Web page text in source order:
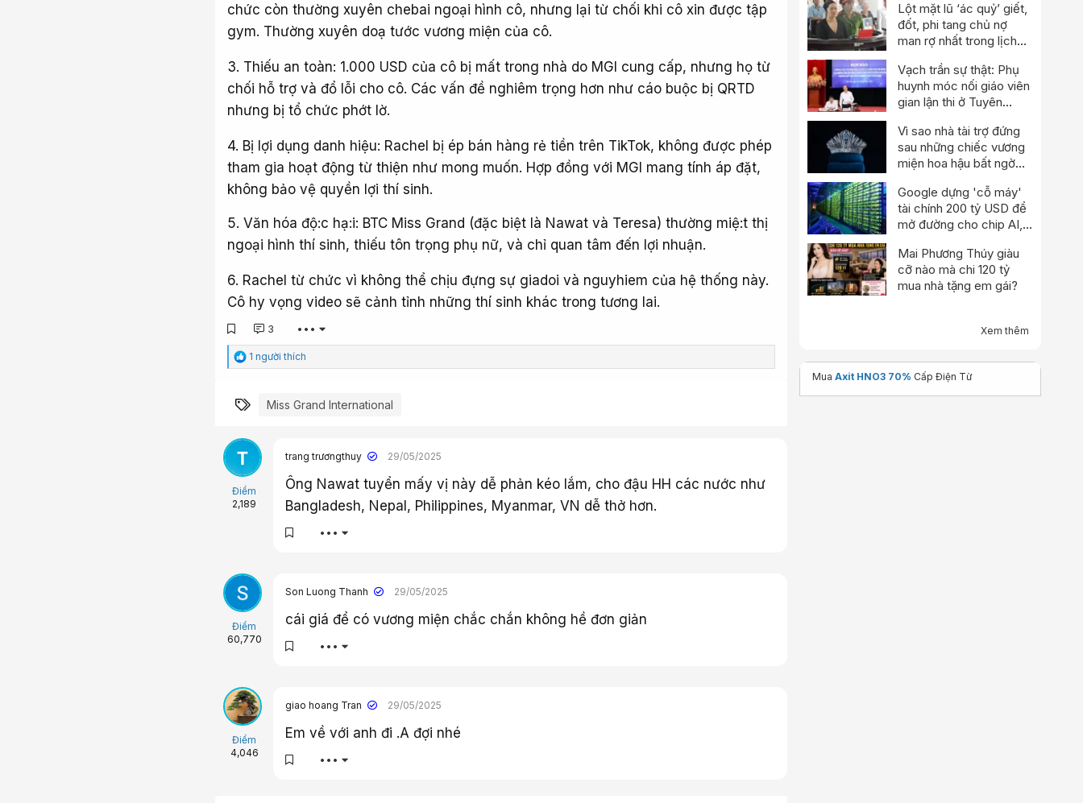
chức còn thường xuyên chebai ngoại hình cô, nhưng lại từ chối khi cô xin được tập
gym. Thường xuyên doạ tước vương miện của cô.
3. Thiếu an toàn: 1.000 USD của cô bị mất trong nhà do MGI cung cấp, nhưng họ từ
chối hỗ trợ và đổ lỗi cho cô. Các vấn đề nghiêm trọng hơn như cáo buộc bị QRTD
nhưng bị tổ chức phớt lờ.
4. Bị lợi dụng danh hiệu: Rachel bị ép bán hàng rẻ tiền trên TikTok, không được phép
tham gia hoạt động từ thiện như mong muốn. Hợp đồng với MGI mang tính áp đặt,
không bảo vệ quyền lợi thí sinh.
5. Văn hóa độ:c hạ:i: BTC Miss Grand (đặc biệt là Nawat và Teresa) thường miệ:t thị
ngoại hình thí sinh, thiếu tôn trọng phụ nữ, và chỉ quan tâm đến lợi nhuận.
6. Rachel từ chức vì không thể chịu đựng sự giadoi và nguyhiem của hệ thống này.
Cô hy vọng video sẽ cảnh tỉnh những thí sinh khác trong tương lai.
3 •••
C
ả
ú
1 người thích
Từ khóa
Miss Grand International
Điểm
2,189
trang trươngthuy 29/05/2025
Ông Nawat tuyển mấy vị này dễ phản kéo lắm, cho đậu HH các nước như
Bangladesh, Nepal, Philippines, Myanmar, VN dễ thở hơn.
•••
Điểm
60,770
Son Luong Thanh 29/05/2025
cái giá để có vương miện chắc chắn không hề đơn giản
•••
Điểm
4,046
giao hoang Tran 29/05/2025
Em về với anh đi .A đợi nhé
•••
Lột mặt lũ ‘ác quỷ’ giết,
đốt, phi tang chủ nợ
man rợ nhất trong lịch
Vạch trần sự thật: Phụ
huynh móc nối giáo viên
gian lận thi ở Tuyên
Vì sao nhà tài trợ đứng
sau những chiếc vương
miện hoa hậu bất ngờ
động?
Google dựng 'cỗ máy'
tài chính 200 tỷ USD để
mở đường cho chip AI,
Mai Phương Thúy giàu
cỡ nào mà chi 120 tỷ
mua nhà tặng em gái?
Xem thêm
Mua Axit HNO3 70% Cấp Điện Từ